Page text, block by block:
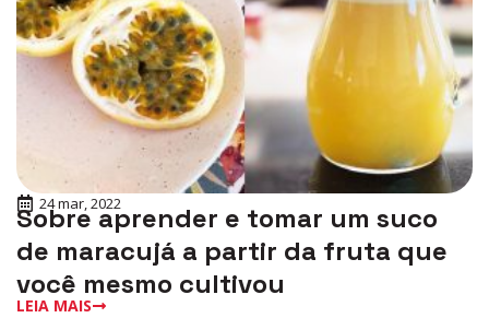
24 mar, 2022
Sobre aprender e tomar um suco
de maracujá a partir da fruta que
você mesmo cultivou
LEIA MAIS